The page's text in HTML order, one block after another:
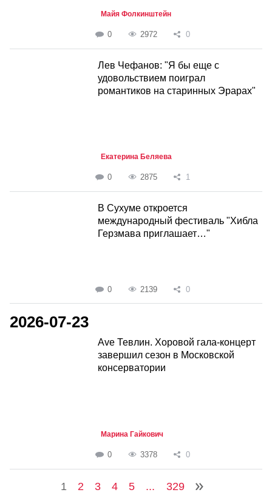
Майя Фолкинштейн
0 2972 0
Лев Чефанов: "Я бы еще с
удовольствием поиграл
романтиков на старинных Эрарах"
Екатерина Беляева
0 2875 1
В Сухуме откроется
международный фестиваль "Хибла
Герзмава приглашает…"
0 2139 0
2026-07-23
Ave Тевлин. Хоровой гала-концерт
завершил сезон в Московской
консерватории
Марина Гайкович
0 3378 0
1 2 3 4 5 ... 329